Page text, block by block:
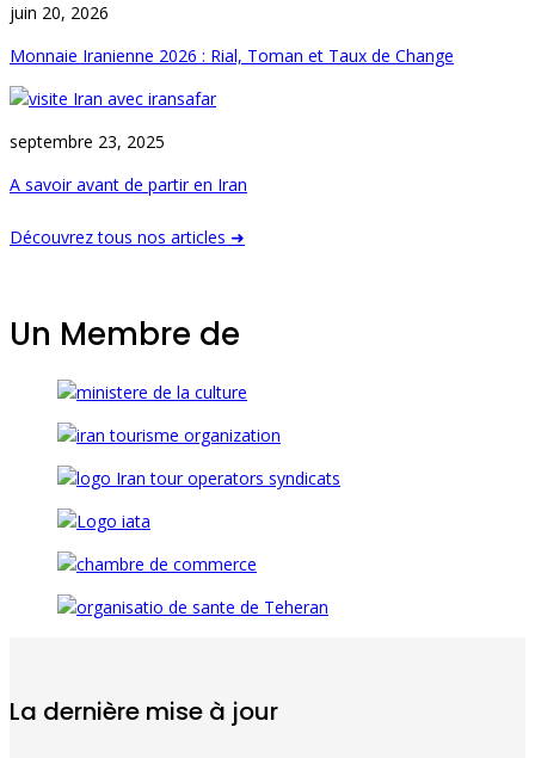
juin 20, 2026
Monnaie Iranienne 2026 : Rial, Toman et Taux de Change
septembre 23, 2025
A savoir avant de partir en Iran
Découvrez tous nos articles ➜
Un Membre de
La dernière mise à jour